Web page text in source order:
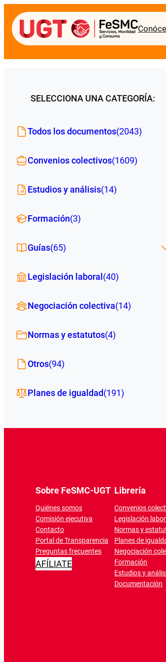
SELECCIONA UNA CATEGORÍA:
Todos los documentos(2043)
Convenios colectivos(1609)
Estudios y análisis(14)
Formación(3)
Guías(65)
Legislación laboral (40)
Negociación colectiva(14)
Normas y estatutos(4)
Otros(94)
Planes de igualdad(191)
Sobre FeSMC-UGT
Quiénes somos
Comisión ejecutiva
Contacto
Portal de Transparencia
Preguntas frecuentes
AFÍLIATE
Librería
Convenios
Legislación
Normas y
Planes de
Negociación
Formación
Estudios y
Documentación